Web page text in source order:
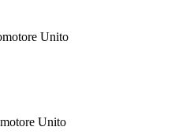
Unito
Unito